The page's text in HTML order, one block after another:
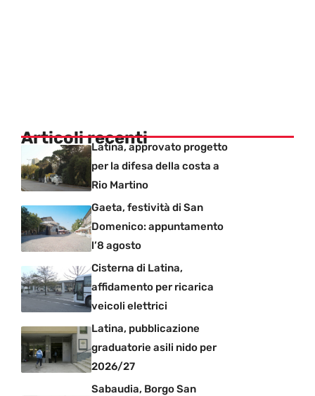
Articoli recentiLatina, approvato progetto
per la difesa della costa a
Rio Martino
Gaeta, festività di San
Domenico: appuntamento
l’8 agosto
Cisterna di Latina,
affidamento per ricarica
veicoli elettrici
Latina, pubblicazione
graduatorie asili nido per
2026/27
Sabaudia, Borgo San